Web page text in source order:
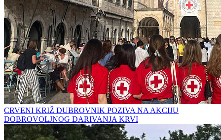
CRVENI KRIŽ DUBROVNIK POZIVA NA AKCIJU
DOBROVOLJNOG DARIVANJA KRVI